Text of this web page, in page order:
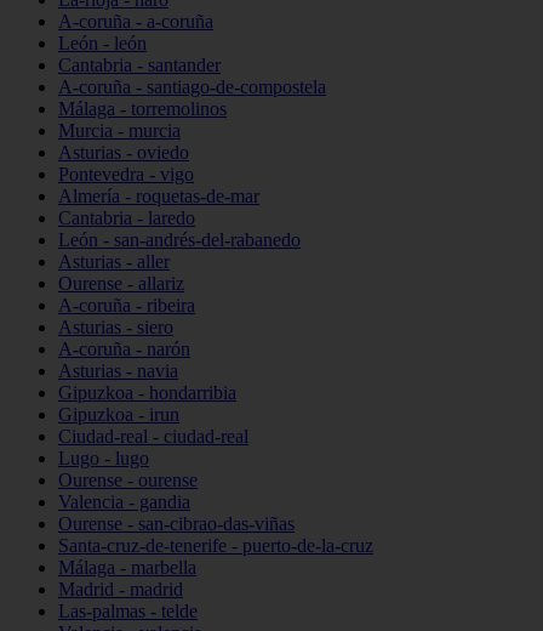
A-coruña - a-coruña
León - león
Cantabria - santander
A-coruña - santiago-de-compostela
Málaga - torremolinos
Murcia - murcia
Asturias - oviedo
Pontevedra - vigo
Almería - roquetas-de-mar
Cantabria - laredo
León - san-andrés-del-rabanedo
Asturias - aller
Ourense - allariz
A-coruña - ribeira
Asturias - siero
A-coruña - narón
Asturias - navia
Gipuzkoa - hondarribia
Gipuzkoa - irun
Ciudad-real - ciudad-real
Lugo - lugo
Ourense - ourense
Valencia - gandia
Ourense - san-cibrao-das-viñas
Santa-cruz-de-tenerife - puerto-de-la-cruz
Málaga - marbella
Madrid - madrid
Las-palmas - telde